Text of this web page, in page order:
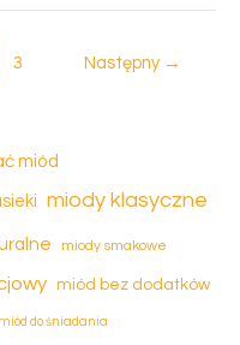
3 Następny →
miód
miody klasyczne
miody smakowe
miód bez dodatków
miód do śniadania